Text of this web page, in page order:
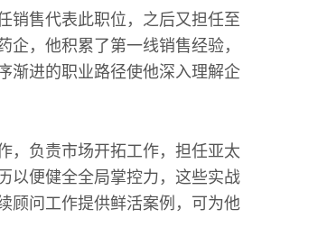
销售代表此职位，之后又担任至
，他积累了第一线销售经验，
渐进的职业路径使他深入理解企
，负责市场开拓工作，担任亚太
以便健全全局掌控力，这些实战
顾问工作提供鲜活案例，可为他